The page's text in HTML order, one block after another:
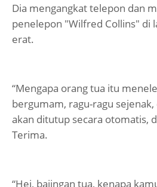
Dia mengangkat telepon dan
penelepon "Wilfred Collins" di
erat.
“Mengapa orang tua itu
bergumam, ragu-ragu
akan ditutup secara otomatis,
Terima.
“Hei, bajingan tua, kenapa